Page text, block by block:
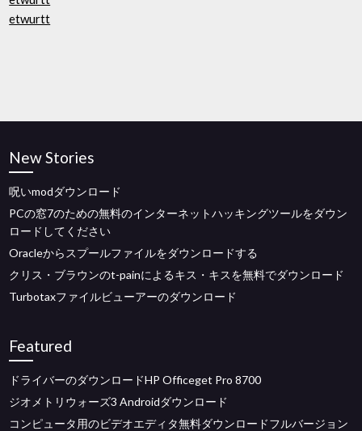
etwurtt
New Stories
呪いmodダウンロード
PCの窓7のための無料のインターネットハッキングツールをダウン
ロードしてください
Oracleからスプールファイルをダウンロードする
クリス・ブラウンのt-painによるキス・キスを無料でダウンロード
Turbotaxファイルビューアーのダウンロード
Featured
ドライバーのダウンロードHP Officeget Pro 8700
ジオメトリウォーズ3 Androidダウンロード
コンピュータ用のビデオエディタ無料ダウンロードフルバージョン